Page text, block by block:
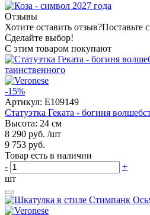
Отзывы
Хотите оставить отзыв?Поставьте
Сделайте выбор!
С этим товаром покупают
-15%
Артикул: E109149
Статуэтка Геката - богиня
Высота: 24 см
8 290 руб. /шт
9 753 руб.
Товар есть в наличии
-
+
шт